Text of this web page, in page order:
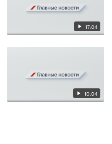
17:04
10:04